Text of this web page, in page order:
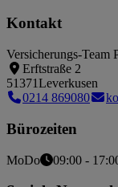
Kontakt
Versicherungs-
Erftstraße 2
51371Leverkusen
0214 869080
Bürozeiten
MoDo 09:00 -